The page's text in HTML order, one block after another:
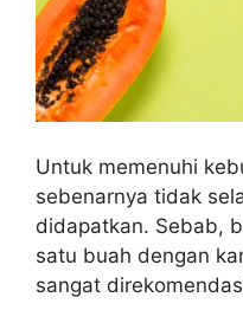
Untuk memenuhi
sebenarnya tidak
didapatkan. Sebab,
satu buah dengan
sangat